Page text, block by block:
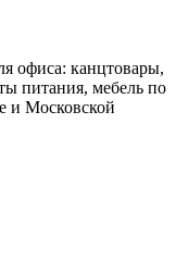
офиса: канцтовары,
питания, мебель по
и Московской